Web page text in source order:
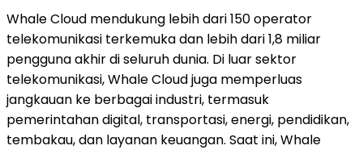
Whale Cloud mendukung lebih dari 150 operator
telekomunikasi terkemuka dan lebih dari 1,8 miliar
pengguna akhir di seluruh dunia. Di luar sektor
telekomunikasi, Whale Cloud juga memperluas
jangkauan ke berbagai industri, termasuk
pemerintahan digital, transportasi, energi, pendidikan,
tembakau, dan layanan keuangan. Saat ini, Whale